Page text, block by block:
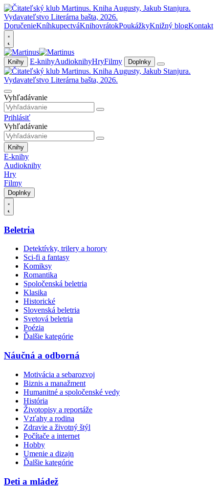
DoručenieKníhkupectváKnihovrátokPoukážkyKnižný blogKontakt
Knihy E-knihyAudioknihyHryFilmy Doplnky
Vyhľadávanie
Prihlásiť
Vyhľadávanie
Knihy
E-knihy
Audioknihy
Hry
Filmy
Doplnky
Beletria
Detektívky, trilery a horory
Sci-fi a fantasy
Komiksy
Romantika
Spoločenská beletria
Klasika
Historické
Slovenská beletria
Svetová beletria
Poézia
Ďalšie kategórie
Náučná a odborná
Motivácia a sebarozvoj
Biznis a manažment
Humanitné a spoločenské vedy
História
Životopisy a reportáže
Vzťahy a rodina
Zdravie a životný štýl
Počítače a internet
Hobby
Umenie a dizajn
Ďalšie kategórie
Deti a mládež